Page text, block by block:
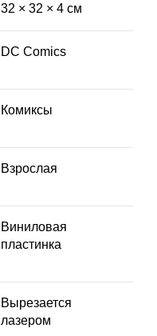
32 × 32 × 4 см
DC Comics
Комиксы
Взрослая
Виниловая
пластинка
Вырезается
лазером